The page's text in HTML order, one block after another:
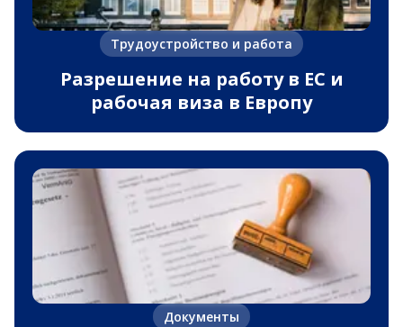
Трудоустройство и работа
Разрешение на работу в ЕС и
рабочая виза в Европу
Документы